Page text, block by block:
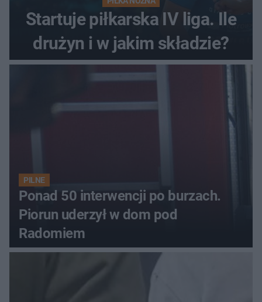
Startuje piłkarska IV liga. Ile
drużyn i w jakim składzie?
PILNE
Ponad 50 interwencji po burzach.
Piorun uderzył w dom pod
Radomiem